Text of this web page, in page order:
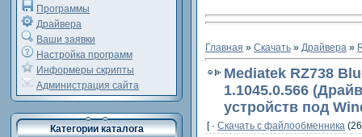
Программы
Драйвера
Ваши заявки
Настройка программ
Информеры скрипты
Администрация сайта
Категории каталога
Главная » Скачать » Драйвера »
Mediatek RZ738
1.1045.0.566
устройств под
[ · Скачать c файлообменника